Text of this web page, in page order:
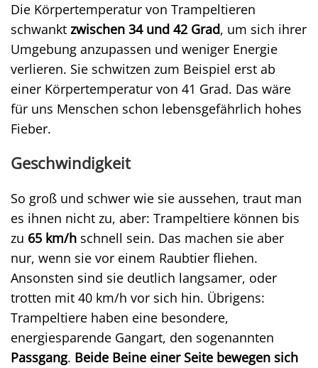
Die Körpertemperatur von Trampeltieren
schwankt zwischen 34 und 42 Grad, um sich ihrer
Umgebung anzupassen und weniger Energie
verlieren. Sie schwitzen zum Beispiel erst ab
einer Körpertemperatur von 41 Grad. Das wäre
für uns Menschen schon lebensgefährlich hohes
Fieber.
Geschwindigkeit
So groß und schwer wie sie aussehen, traut man
es ihnen nicht zu, aber: Trampeltiere können bis
zu 65 km/h schnell sein. Das machen sie aber
nur, wenn sie vor einem Raubtier fliehen.
Ansonsten sind sie deutlich langsamer, oder
trotten mit 40 km/h vor sich hin. Übrigens:
Trampeltiere haben eine besondere,
energiesparende Gangart, den sogenannten
Passgang. Beide Beine einer Seite bewegen sich